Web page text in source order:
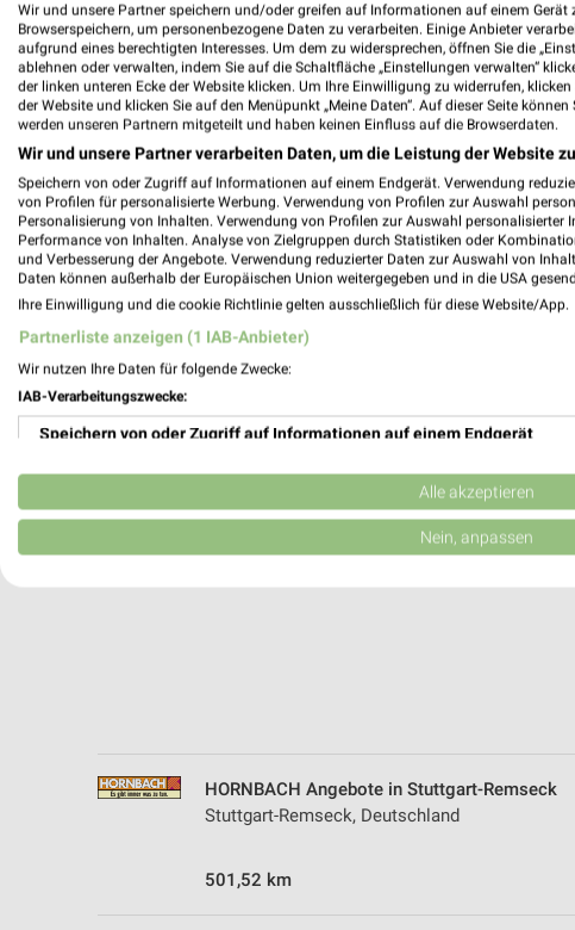
HORNBACH Angebote in Neu-Ulm
Neu-Ulm, Deutschland
517,73 km
HORNBACH Angebote in Esslingen
Esslingen, Deutschland
510,28 km
HORNBACH Angebote in Stuttgart-Remseck
Stuttgart-Remseck, Deutschland
501,52 km
Wir und unsere Partner speichern und/oder greifen auf Informationen auf einem Gerät
Browserspeichern, um personenbezogene Daten zu verarbeiten. Einige Anbieter
aufgrund eines berechtigten Interesses. Um dem zu widersprechen, öffnen Sie die
ablehnen oder verwalten, indem Sie auf die Schaltfläche „Einstellungen verwalten“
der linken unteren Ecke der Website klicken. Um Ihre Einwilligung zu widerrufen,
der Website und klicken Sie auf den Menüpunkt „Meine Daten“. Auf dieser Seite
werden unseren Partnern mitgeteilt und haben keinen Einfluss auf die Browserdaten.
Wir und unsere Partner verarbeiten Daten, um die Leistung der Website
Speichern von oder Zugriff auf Informationen auf einem Endgerät. Verwendung
von Profilen für personalisierte Werbung. Verwendung von Profilen zur Auswahl
Personalisierung von Inhalten. Verwendung von Profilen zur Auswahl personalisierter
Performance von Inhalten. Analyse von Zielgruppen durch Statistiken oder
und Verbesserung der Angebote. Verwendung reduzierter Daten zur Auswahl von
Daten können außerhalb der Europäischen Union weitergegeben und in die USA
Ihre Einwilligung und die cookie Richtlinie gelten ausschließlich für diese Website/App.
Partnerliste anzeigen (1 IAB-Anbieter)
Wir nutzen Ihre Daten für folgende Zwecke:
IAB-Verarbeitungszwecke:
Speichern von oder Zugriff auf Informationen auf einem Endgerät
Verwendung reduzierter Daten zur Auswahl von Werbeanzeigen
Erstellung von Profilen für personalisierte Werbung
Messung der Performance von Inhalten
Analyse von Zielgruppen durch Statistiken oder Kombinationen von
Entwicklung und Verbesserung der Angebote
Alle akzeptieren
Nein, anpassen